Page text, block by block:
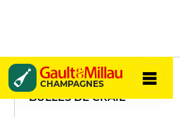
CHAMPAGNES
Cazals
BULLES DE CRAIE